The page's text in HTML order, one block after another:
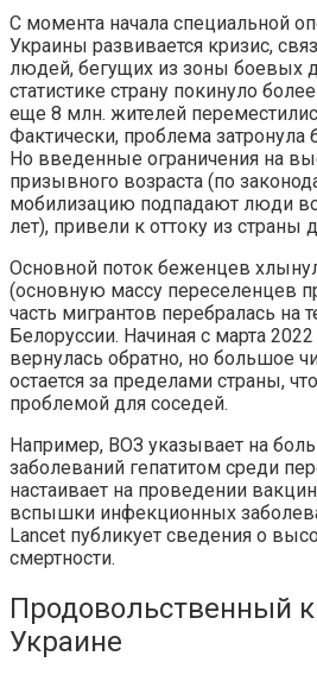
С момента начала специальной
Украины развивается кризис,
людей, бегущих из зоны боевых
статистике страну покинуло
еще 8 млн. жителей
Фактически, проблема затронула
Но введенные ограничения на
призывного возраста (по
мобилизацию подпадают люди
лет), привели к оттоку из страны
Основной поток беженцев
(основную массу переселенцев
часть мигрантов перебралась на
Белоруссии. Начиная с марта
вернулась обратно, но большое
остается за пределами страны,
проблемой для соседей.
Например, ВОЗ указывает на
заболеваний гепатитом среди
настаивает на проведении
вспышки инфекционных
Lancet публикует сведения о
смертности.
Продовольственный
Украине